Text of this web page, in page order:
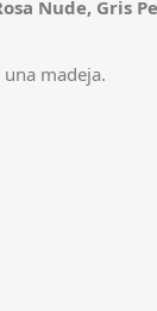
Nude, Gris
madeja.